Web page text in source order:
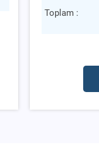
Toplam :